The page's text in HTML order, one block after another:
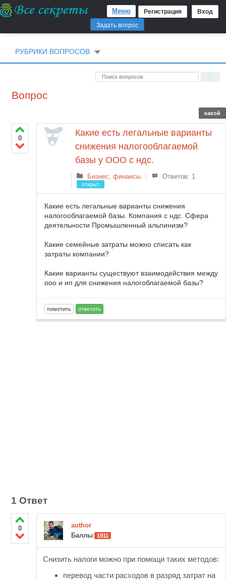
Регистрация Вход
Меню
Задать вопрос
РУБРИКИ ВОПРОСОВ
Вопрос
какой
0
Какие есть легальные варианты
снижения налогооблагаемой
базы у ООО с ндс.
Бизнес, финансы Ответов: 1
открыт
Какие есть легальные варианты снижения
налогооблагаемой базы. Компания с ндс. Сфера
деятельности Промышленный альпинизм?
Какие семейные затраты можно списать как
затраты компании?
Какие варианты существуют взаимодействия между
ооо и ип для снижения налогоблагаемой базы?
1 Ответ
0
author
Баллы
1911
Снизить налоги можно при помощи таких методов:
перевод части расходов в разряд затрат на